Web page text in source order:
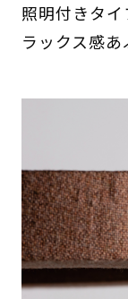
照明付きタ
ラックス感あ